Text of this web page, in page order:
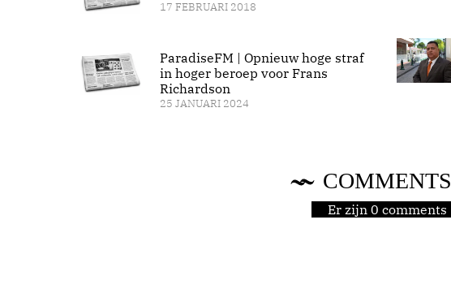
17 FEBRUARI 2018
ParadiseFM | Opnieuw hoge straf
in hoger beroep voor Frans
Richardson
25 JANUARI 2024
COMMENTS
Er zijn 0 comments